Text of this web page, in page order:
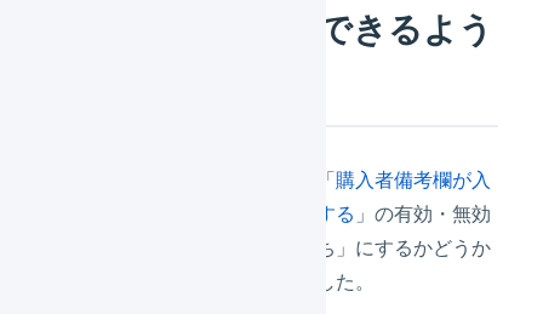
有効・無効を​設定できるよう
楽天市場の店舗の連携設定で、「購入者備考欄が入
力されている場合、確認待ちにする 」の​有効・無効
を​切り​替える​ことで、​「確認待ち」に​するか​どうか
を​設定変更できるようになりました。​